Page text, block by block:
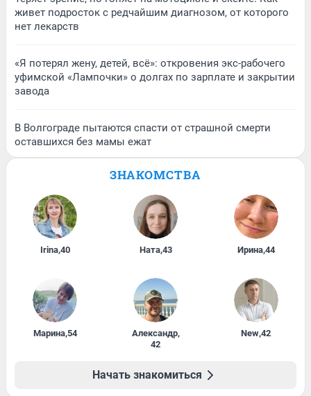
живет подросток с редчайшим диагнозом, от которого
нет лекарств
«Я потерял жену, детей, всё»: откровения экс-рабочего
уфимской «Лампочки» о долгах по зарплате и закрытии
завода
В Волгограде пытаются спасти от страшной смерти
оставшихся без мамы ежат
ЗНАКОМСТВА
Irina,40 Ната,43 Ирина,44
Марина,54 Александр,
42
New,42
Начать знакомиться